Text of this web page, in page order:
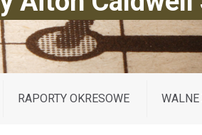
RAPORTY OKRESOWE